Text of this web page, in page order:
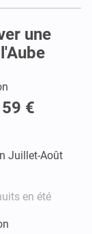
une
€
Juillet-Août
en été